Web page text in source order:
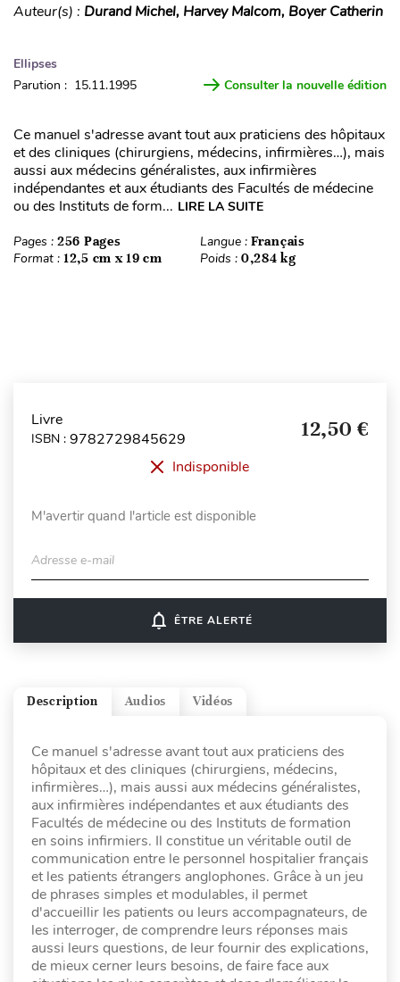
Auteur(s) : Durand Michel, Harvey Malcom, Boyer Catherin
Ellipses
Parution : 15.11.1995
Consulter la nouvelle édition
Ce manuel s'adresse avant tout aux praticiens des hôpitaux
et des cliniques (chirurgiens, médecins, infirmières…), mais
aussi aux médecins généralistes, aux infirmières
indépendantes et aux étudiants des Facultés de médecine
ou des Instituts de form... LIRE LA SUITE
Pages : 256 Pages Langue : Français
Format : 12,5 cm x 19 cm Poids : 0,284 kg
Livre
ISBN : 9782729845629 12,50 €
Indisponible
M'avertir quand l'article est disponible
Adresse e-mail
notifications_none ÊTRE ALERTÉ
Vidéos
Audios
Description
Ce manuel s'adresse avant tout aux praticiens des
hôpitaux et des cliniques (chirurgiens, médecins,
infirmières…), mais aussi aux médecins généralistes,
aux infirmières indépendantes et aux étudiants des
Facultés de médecine ou des Instituts de formation
en soins infirmiers. Il constitue un véritable outil de
communication entre le personnel hospitalier français
et les patients étrangers anglophones. Grâce à un jeu
de phrases simples et modulables, il permet
d'accueillir les patients ou leurs accompagnateurs, de
les interroger, de comprendre leurs réponses mais
aussi leurs questions, de leur fournir des explications,
de mieux cerner leurs besoins, de faire face aux